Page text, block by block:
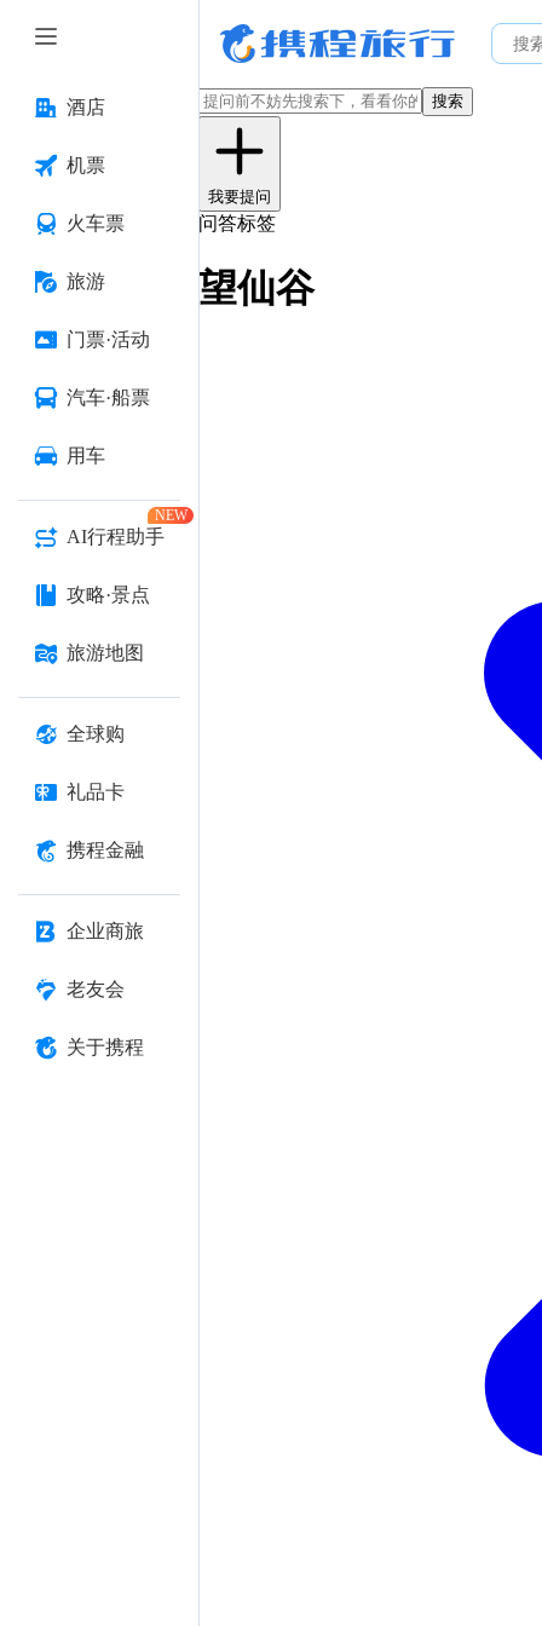
酒店
机票
火车票
旅游
门票·活动
汽车·船票
用车
AI行程助手
NEW
攻略·景点
旅游地图
全球购
礼品卡
携程金融
企业商旅
老友会
关于携程
搜索
我要提问
问答标签
望仙谷